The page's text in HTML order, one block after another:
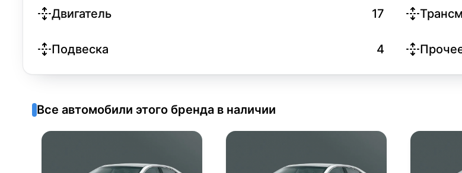
Двигатель 17
Подвеска 4
Все автомобили этого бренда в наличии